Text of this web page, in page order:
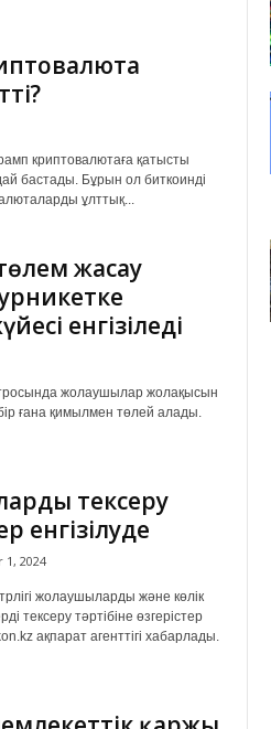
криптовалютаға қатысты
бастады. Бұрын ол биткоинді
ұлттық...
жасау
енгізіледі
жолаушылар жолақысын
ғана қимылмен төлей алады.
тексеру
енгізілуде
2024
жолаушыларды және көлік
тәртібіне өзгерістер
ақпарат агенттігі хабарлады.